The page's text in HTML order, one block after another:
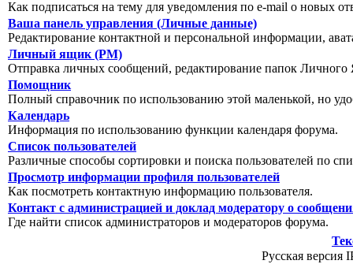
Как подписаться на тему для уведомления по e-mail о новых
Ваша панель управления (Личные данные)
Редактирование контактной и персональной информации,
Личный ящик (PM)
Отправка личных сообщений, редактирование папок
Помощник
Полный справочник по использованию этой маленькой, но
Календарь
Информация по использованию функции календаря форума.
Список пользователей
Различные способы сортировки и поиска пользователей по
Просмотр информации профиля пользователей
Как посмотреть контактную информацию пользователя.
Контакт с администрацией и доклад модератору о
Где найти список администраторов и модераторов форума.
Русская версия